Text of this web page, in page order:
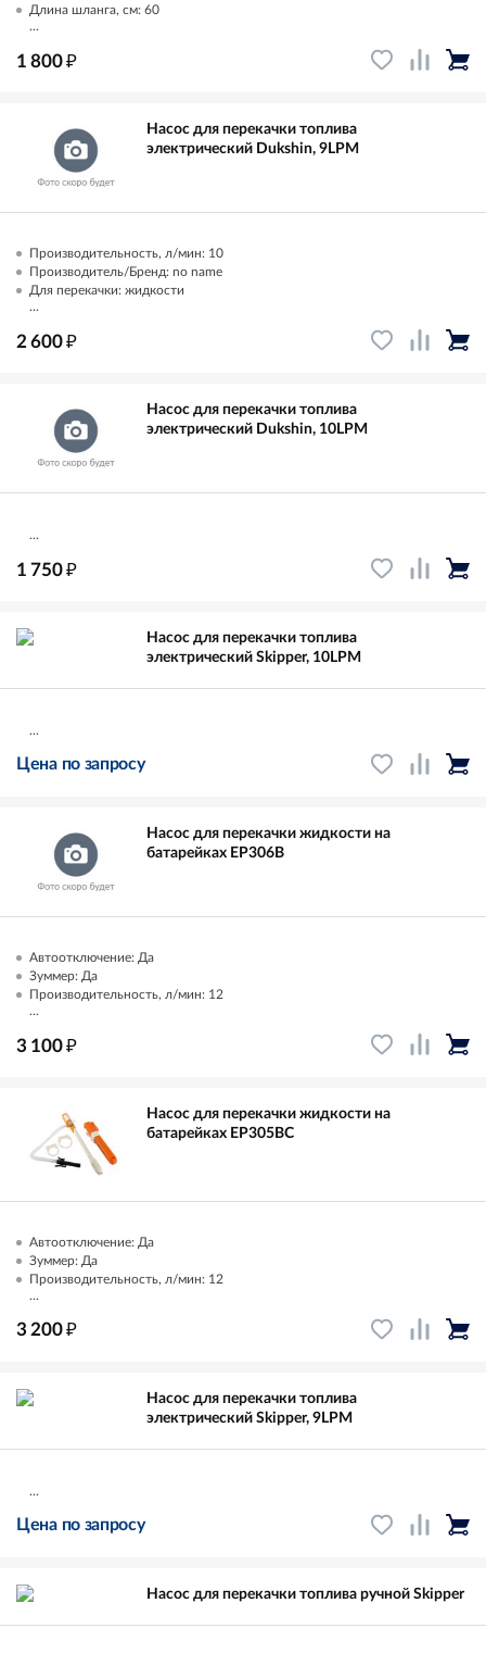
Длина шланга, см: 60
...
1 800₽
Насос для перекачки топлива
электрический Dukshin, 9LPM
Производительность, л/мин: 10
Производитель/Бренд: no name
Для перекачки: жидкости
...
2 600₽
Насос для перекачки топлива
электрический Dukshin, 10LPM
...
1 750₽
Насос для перекачки топлива
электрический Skipper, 10LPM
...
Цена по запросу
Насос для перекачки жидкости на
батарейках EP306B
Автоотключение: Да
Зуммер: Да
Производительность, л/мин: 12
...
3 100₽
Насос для перекачки жидкости на
батарейках EP305BC
Автоотключение: Да
Зуммер: Да
Производительность, л/мин: 12
...
3 200₽
Насос для перекачки топлива
электрический Skipper, 9LPM
...
Цена по запросу
Насос для перекачки топлива ручной Skipper